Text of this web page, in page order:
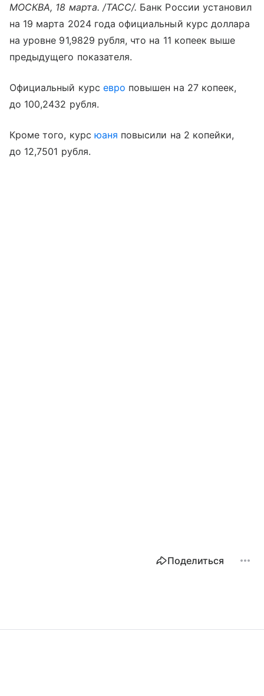
МОСКВА, 18 марта. /ТАСС/. Банк России установил
на 19 марта 2024 года официальный курс доллара
на уровне 91,9829 рубля, что на 11 копеек выше
предыдущего показателя.
Официальный курс евро повышен на 27 копеек,
до 100,2432 рубля.
Кроме того, курс юаня повысили на 2 копейки,
до 12,7501 рубля.
Поделиться